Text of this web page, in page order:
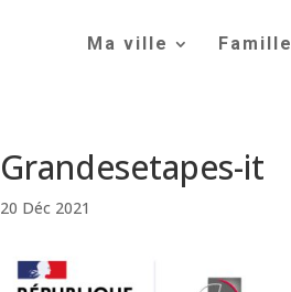
Ma ville Famille
Grandesetapes-it
20 Déc 2021